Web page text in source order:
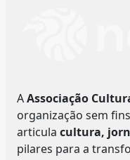
AAssociação
organização sem
articula cultura,
pilares para a